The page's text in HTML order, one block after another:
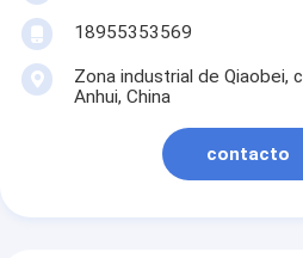
18955353569
Zona industrial de Qiaobei,
Anhui, China
contacto